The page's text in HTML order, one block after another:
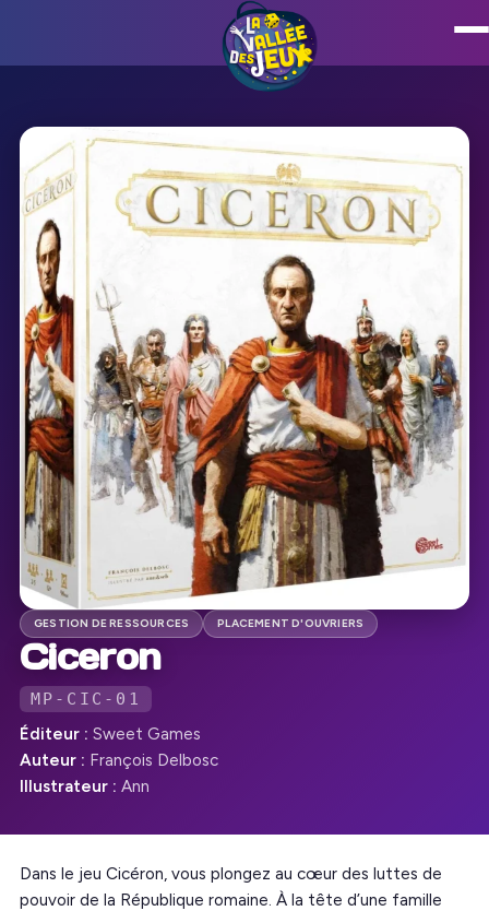
GESTION DE RESSOURCES PLACEMENT D'OUVRIERS
Ciceron
MP-CIC-01
Éditeur : Sweet Games
Auteur : François Delbosc
Illustrateur : Ann
Dans le jeu Cicéron, vous plongez au cœur des luttes de
pouvoir de la République romaine. À la tête d’une famille